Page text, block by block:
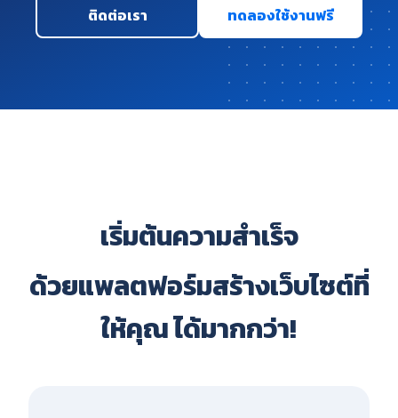
ติดต่อเรา ทดลองใช้งานฟรี
เริ่มต้นความสำเร็จ
ด้วยแพลตฟอร์มสร้างเว็บไซต์ที่
ให้คุณ ได้มากกว่า!